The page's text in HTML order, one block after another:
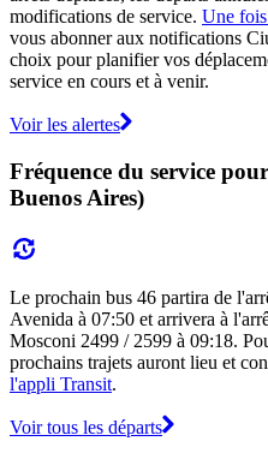
modifications de service. Une
vous abonner aux notifications
choix pour planifier vos
service en cours et à venir.
Voir les alertes
Fréquence du service
Buenos Aires)
Le prochain bus 46 partira de
Avenida à 07:50 et arrivera à
Mosconi 2499 / 2599 à 09:18.
prochains trajets auront lieu et
l'appli Transit.
Voir tous les départs